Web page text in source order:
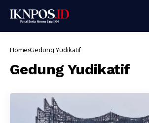
Home Gedung Yudikatif
Gedung Yudikatif